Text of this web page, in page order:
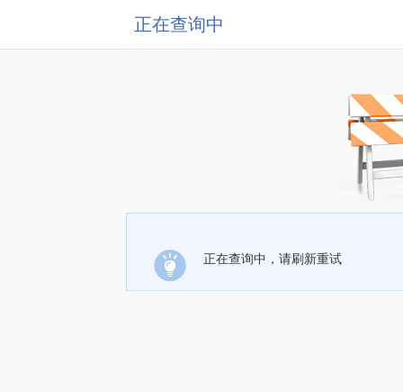
正在查询中
正在查询中，请刷新重试